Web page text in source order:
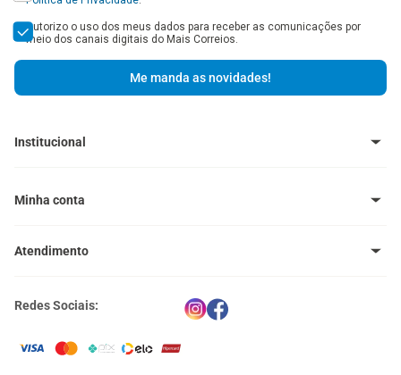
Autorizo o uso dos meus dados para receber as comunicações por
meio dos canais digitais do Mais Correios.
Me manda as novidades!
Institucional
Central de Ajuda - FAQ
Política de Cupons
Central de Privacidade
Minha conta
Meus endereços
Atendimento
atendimento@maiscorreios.com.br
Segunda à sexta-feira, das 9h às 18h.
Redes Sociais: